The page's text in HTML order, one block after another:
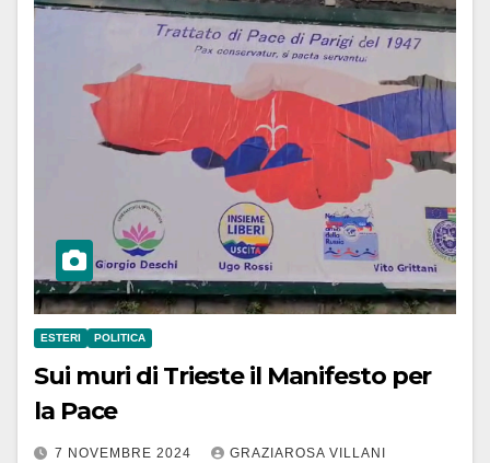
ESTERI POLITICA
Sui muri di Trieste il Manifesto per
la Pace
7 NOVEMBRE 2024 GRAZIAROSA VILLANI